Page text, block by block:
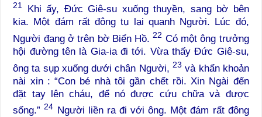
21
Khi ấy, Đức Giê-su xuống thuyền, sang bờ bên
kia. Một đám rất đông tụ lại quanh Người. Lúc đó,
Người đang ở trên bờ Biển Hồ.22 Có một ông trưởng
hội đường tên là Gia-ia đi tới. Vừa thấy Đức Giê-su,
ông ta sụp xuống dưới chân Người, 23 và khẩn khoản
nài xin : “Con bé nhà tôi gần chết rồi. Xin Ngài đến
đặt tay lên cháu, để nó được cứu chữa và được
sống.”24 Người liền ra đi với ông. Một đám rất đông